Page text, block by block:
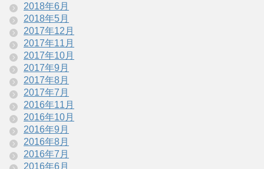
2018年6月
2018年5月
2017年12月
2017年11月
2017年10月
2017年9月
2017年8月
2017年7月
2016年11月
2016年10月
2016年9月
2016年8月
2016年7月
2016年6月